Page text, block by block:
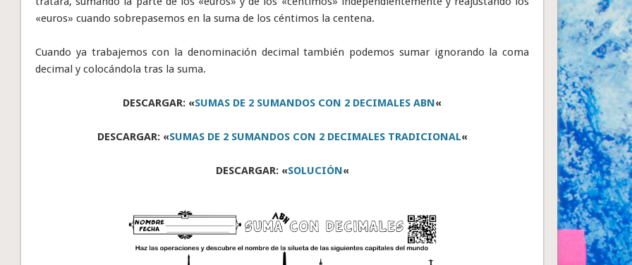
«euros» cuando sobrepasemos en la suma de los céntimos la centena.
Cuando ya trabajemos con la denominación decimal también podemos sumar ignorando la coma
decimal y colocándola tras la suma.
DESCARGAR: «SUMAS DE 2 SUMANDOS CON 2 DECIMALES ABN«
DESCARGAR: «SUMAS DE 2 SUMANDOS CON 2 DECIMALES TRADICIONAL«
DESCARGAR: «SOLUCIÓN«